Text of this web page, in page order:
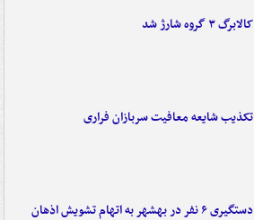
کالابرگ ۳ گروه شارژ شد
تکذیب شایعه معافیت سربازان فراری
دستگیری ۶ نفر در بهشهر به اتهام تشویش اذهان